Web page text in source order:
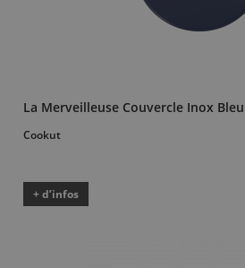
La Merveilleuse Couvercle Inox
Cookut
+ d’infos